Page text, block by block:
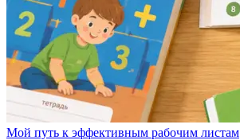
Мой путь к эффективным рабочим листам